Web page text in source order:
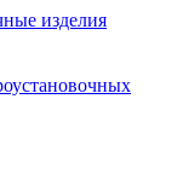
изделия